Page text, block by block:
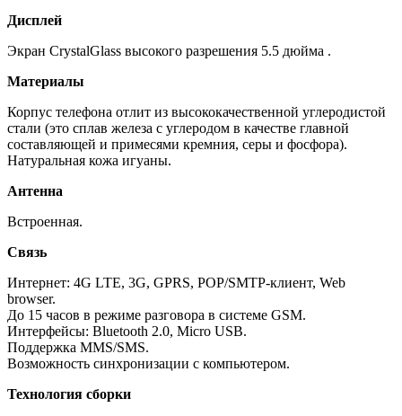
Дисплей
Экран CrystalGlass высокого разрешения 5.5 дюйма .
Материалы
Корпус телефона отлит из высококачественной углеродистой
стали (это сплав железа с углеродом в качестве главной
составляющей и примесями кремния, серы и фосфора).
Натуральная кожа игуаны.
Антенна
Встроенная.
Связь
Интернет: 4G LTE, 3G, GPRS, POP/SMTP-клиент, Web
browser.
До 15 часов в режиме разговора в системе GSM.
Интерфейсы: Bluetooth 2.0, Micro USB.
Поддержка MMS/SMS.
Возможность синхронизации с компьютером.
Технология сборки